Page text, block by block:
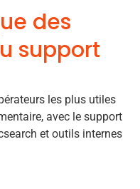
des
support
les plus utiles
avec le support
et outils internes